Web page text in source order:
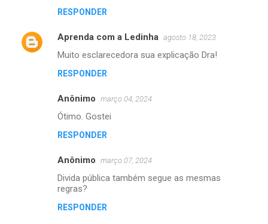
RESPONDER
Aprenda com a Ledinha agosto 18, 2023
Muito esclarecedora sua explicação Dra!
RESPONDER
Anônimo março 04, 2024
Ótimo. Gostei
RESPONDER
Anônimo março 07, 2024
Divida pública também segue as mesmas
regras?
RESPONDER